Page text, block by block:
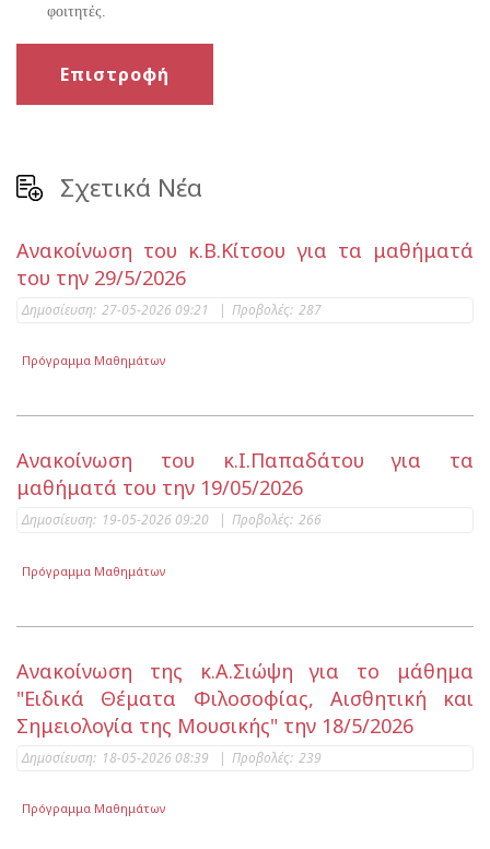
φοιτητές.
Επιστροφή
Σχετικά Νέα
Ανακοίνωση του κ.Β.Κίτσου για τα μαθήματά
του την 29/5/2026
Δημοσίευση: 27-05-2026 09:21 | Προβολές: 287
Πρόγραμμα Μαθημάτων
Ανακοίνωση του κ.Ι.Παπαδάτου για τα
μαθήματά του την 19/05/2026
Δημοσίευση: 19-05-2026 09:20 | Προβολές: 266
Πρόγραμμα Μαθημάτων
Ανακοίνωση της κ.Α.Σιώψη για το μάθημα
"Ειδικά Θέματα Φιλοσοφίας, Αισθητική και
Σημειολογία της Μουσικής" την 18/5/2026
Δημοσίευση: 18-05-2026 08:39 | Προβολές: 239
Πρόγραμμα Μαθημάτων